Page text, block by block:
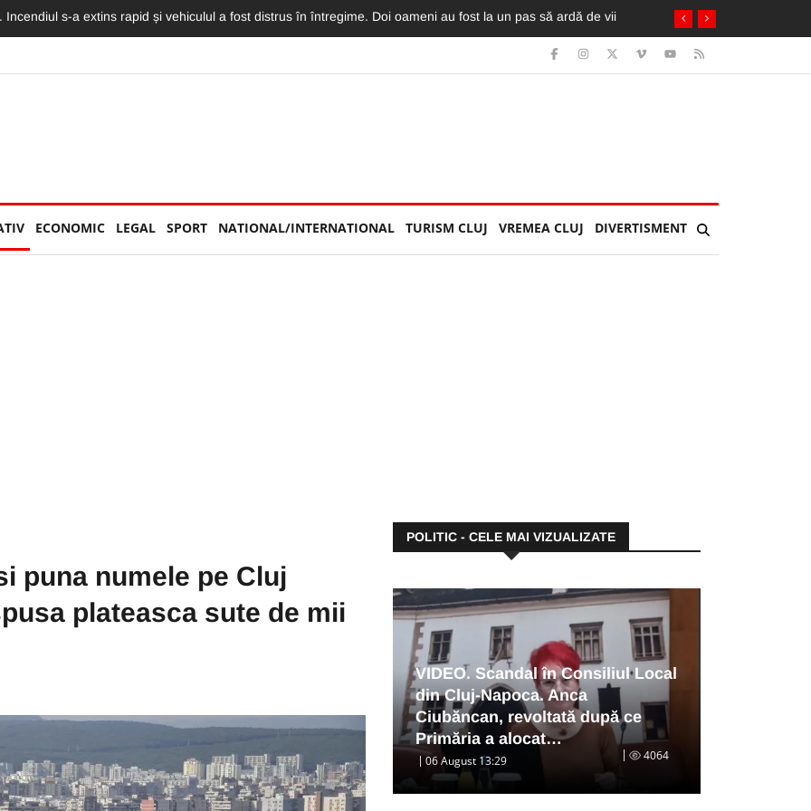
„Nu am văzut niciun echipaj de Poliție sau Jandarmerie”
ECONOMIC LEGAL SPORT NATIONAL/INTERNATIONAL TURISM CLUJ VREMEA CLUJ DIVERTISMENT
puna numele pe Cluj
plateasca sute de mii
POLITIC - CELE MAI VIZUALIZATE
VIDEO. Scandal în Consiliul Local
din Cluj-Napoca. Anca
Ciubăncan, revoltată după ce
Primăria a alocat…
06 August 13:29 4064